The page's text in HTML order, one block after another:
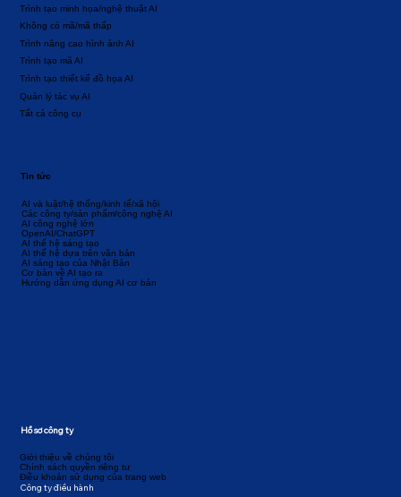
Tất cả công cụ
Quản lý tác vụ AI
Trình tạo thiết kế đồ họa AI
Không có mã/mã thấp
Trình tạo mã AI
Trình nâng cao hình ảnh AI
Trình tạo minh họa/nghệ thuật AI
AI và luật/hệ thống/kinh tế/xã hội
Các công ty/sản phẩm/công nghệ AI
AI công nghệ lớn
OpenAI/ChatGPT
AI thế hệ sáng tạo
AI thế hệ dựa trên văn bản
AI sáng tạo của Nhật Bản
Cơ bản về AI tạo ra
Hướng dẫn ứng dụng AI cơ bản
Tin tức
Giới thiệu về chúng tôi
Chính sách quyền riêng tư
Điều khoản sử dụng của trang web
Công ty điều hành
Hồ sơ công ty